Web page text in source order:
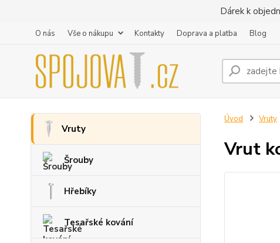
Dárek k
O nás Vše o nákupu Kontakty Doprava a platba Blog
Vruty
Šrouby
Hřebíky
Tesařské kování
Úvod Vruty
Vrut